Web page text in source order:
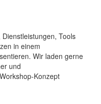
Tools
in einem
Wir laden gerne
und
Konzept